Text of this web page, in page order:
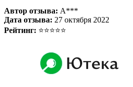
Автор отзыва: А***
Дата отзыва: 27 октября 2022
Рейтинг: ⭐⭐⭐⭐⭐